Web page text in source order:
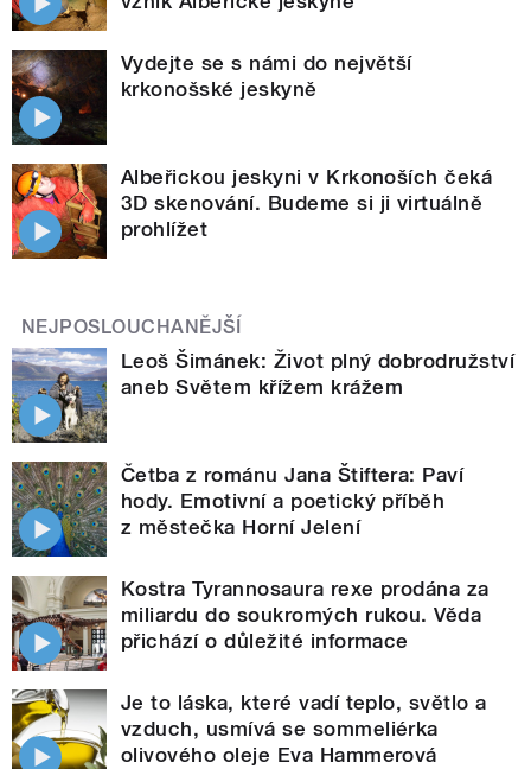
Vydejte se s námi do největší
krkonošské jeskyně
Albeřickou jeskyni v Krkonoších čeká
3D skenování. Budeme si ji virtuálně
prohlížet
NEJPOSLOUCHANĚJŠÍ
Leoš Šimánek: Život plný dobrodružství
aneb Světem křížem krážem
Četba z románu Jana Štiftera: Paví
hody. Emotivní a poetický příběh
z městečka Horní Jelení
Kostra Tyrannosaura rexe prodána za
miliardu do soukromých rukou. Věda
přichází o důležité informace
Je to láska, které vadí teplo, světlo a
vzduch, usmívá se sommeliérka
olivového oleje Eva Hammerová